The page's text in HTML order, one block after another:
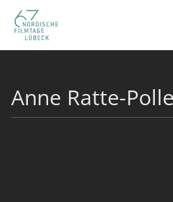
Anne Ratte-Polle